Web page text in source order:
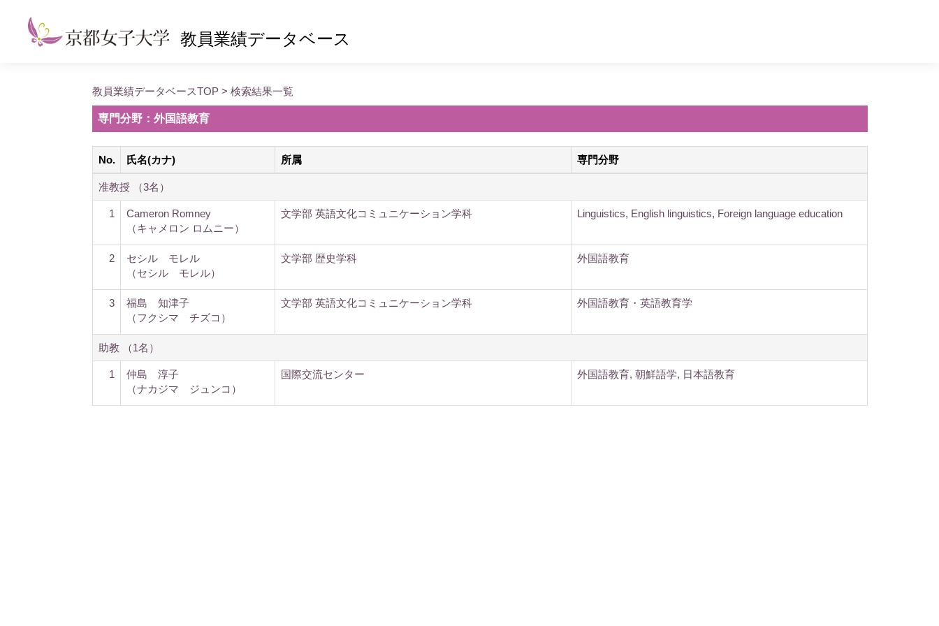
教員業績データベース
教員業績データベースTOP > 検索結果一覧
専門分野：外国語教育
No. 氏名(カナ) 所属 専門分野
准教授 （3名）
1
Cameron Romney
（キャメロン ロムニー）
文学部 英語文化コミュニケーション学科 Linguistics, English linguistics, Foreign language education
2
セシル モレル
（セシル モレル）
文学部 歴史学科 外国語教育
3
福島 知津子
（フクシマ チズコ）
文学部 英語文化コミュニケーション学科 外国語教育・英語教育学
助教 （1名）
1
仲島 淳子
（ナカジマ ジュンコ）
国際交流センター 外国語教育, 朝鮮語学, 日本語教育